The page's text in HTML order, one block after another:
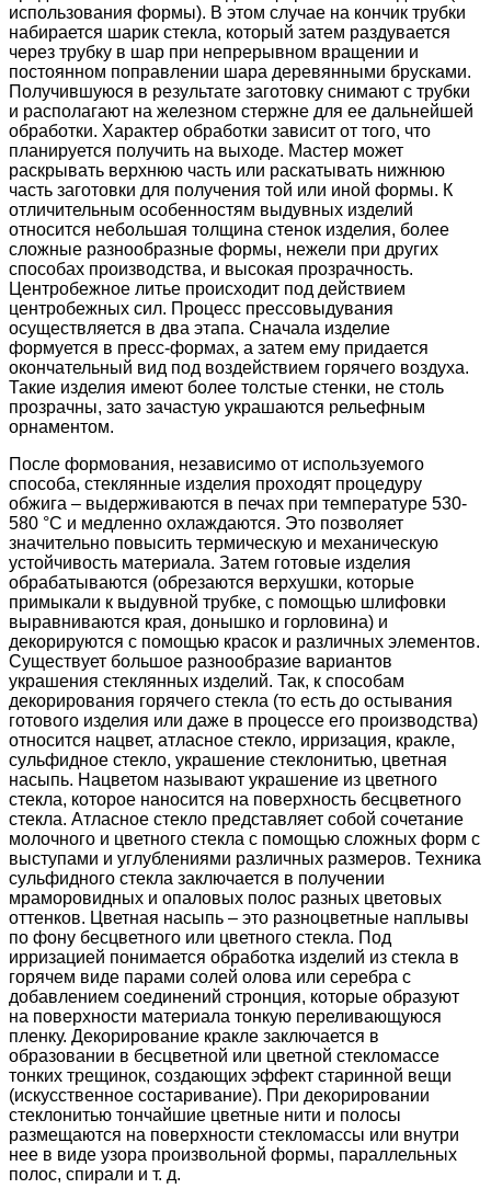
использования формы). В этом случае на кончик трубки
набирается шарик стекла, который затем раздувается
через трубку в шар при непрерывном вращении и
постоянном поправлении шара деревянными брусками.
Получившуюся в результате заготовку снимают с трубки
и располагают на железном стержне для ее дальнейшей
обработки. Характер обработки зависит от того, что
планируется получить на выходе. Мастер может
раскрывать верхнюю часть или раскатывать нижнюю
часть заготовки для получения той или иной формы. К
отличительным особенностям выдувных изделий
относится небольшая толщина стенок изделия, более
сложные разнообразные формы, нежели при других
способах производства, и высокая прозрачность.
Центробежное литье происходит под действием
центробежных сил. Процесс прессовыдувания
осуществляется в два этапа. Сначала изделие
формуется в пресс-формах, а затем ему придается
окончательный вид под воздействием горячего воздуха.
Такие изделия имеют более толстые стенки, не столь
прозрачны, зато зачастую украшаются рельефным
орнаментом.
После формования, независимо от используемого
способа, стеклянные изделия проходят процедуру
обжига – выдерживаются в печах при температуре 530-
580 °С и медленно охлаждаются. Это позволяет
значительно повысить термическую и механическую
устойчивость материала. Затем готовые изделия
обрабатываются (обрезаются верхушки, которые
примыкали к выдувной трубке, с помощью шлифовки
выравниваются края, донышко и горловина) и
декорируются с помощью красок и различных элементов.
Существует большое разнообразие вариантов
украшения стеклянных изделий. Так, к способам
декорирования горячего стекла (то есть до остывания
готового изделия или даже в процессе его производства)
относится нацвет, атласное стекло, ирризация, кракле,
сульфидное стекло, украшение стеклонитью, цветная
насыпь. Нацветом называют украшение из цветного
стекла, которое наносится на поверхность бесцветного
стекла. Атласное стекло представляет собой сочетание
молочного и цветного стекла с помощью сложных форм с
выступами и углублениями различных размеров. Техника
сульфидного стекла заключается в получении
мраморовидных и опаловых полос разных цветовых
оттенков. Цветная насыпь – это разноцветные наплывы
по фону бесцветного или цветного стекла. Под
ирризацией понимается обработка изделий из стекла в
горячем виде парами солей олова или серебра с
добавлением соединений стронция, которые образуют
на поверхности материала тонкую переливающуюся
пленку. Декорирование кракле заключается в
образовании в бесцветной или цветной стекломассе
тонких трещинок, создающих эффект старинной вещи
(искусственное состаривание). При декорировании
стеклонитью тончайшие цветные нити и полосы
размещаются на поверхности стекломассы или внутри
нее в виде узора произвольной формы, параллельных
полос, спирали и т. д.